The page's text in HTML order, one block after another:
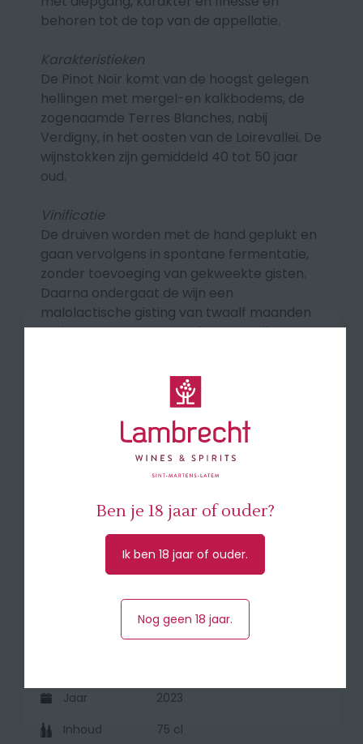
behoren tot de top van de appellatie.
Karakteristieken
De Pinot Noir komt van de hoogst gelegen
hellingen met mergel-en kalkbodems, de
zogenaamde Terres Blanches, nabij
Verdigny, in het oosten van de Loirevallei. De
wijnstokken zijn gemiddeld 40 tot 50 jaar
oud.
Vinificatie
De druiven worden met de hand geplukt en
gaan vervolgens in spontane fermentatie,
zonder toevoeging van gekweekte gisten.
Daarna ondergaat de wijn een
malolactische gisting van twaalf maanden
op houten vaten. Er wordt geen collage
Een zuivere Pinot Noir met
fruit zoals framboos en morellen, subtiel
aangevuld met een vleugje kruidigheid. In de
napperig rood fruit, mooi in balans
🍽 Serveer bij rood vlees, wild en kazen.
Licht gekoeld (tussen 12°-14°) komt deze
wijn het best tot zijn recht.
Druivensoort
Pinot Noir
Jaar
2023
Inhoud
75 cl
Ben je 18 jaar of ouder?
Ik ben 18 jaar of ouder.
Nog geen 18 jaar.